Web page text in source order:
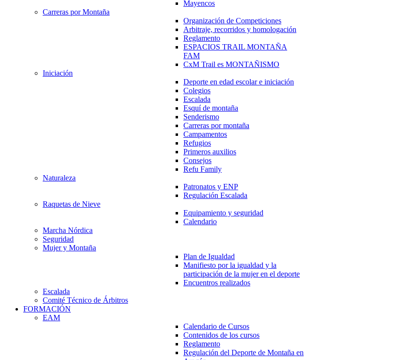
Mayencos
Carreras por Montaña
Organización de Competiciones
Arbitraje, recorridos y homologación
Reglamento
ESPACIOS TRAIL MONTAÑA
FAM
CxM Trail es MONTAÑISMO
Iniciación
Deporte en edad escolar e iniciación
Colegios
Escalada
Esquí de montaña
Senderismo
Carreras por montaña
Campamentos
Refugios
Primeros auxilios
Consejos
Refu Family
Naturaleza
Patronatos y ENP
Regulación Escalada
Raquetas de Nieve
Equipamiento y seguridad
Calendario
Marcha Nórdica
Seguridad
Mujer y Montaña
Plan de Igualdad
Manifiesto por la igualdad y la
participación de la mujer en el deporte
Encuentros realizados
Escalada
Comité Técnico de Árbitros
FORMACIÓN
EAM
Calendario de Cursos
Contenidos de los cursos
Reglamento
Regulación del Deporte de Montaña en